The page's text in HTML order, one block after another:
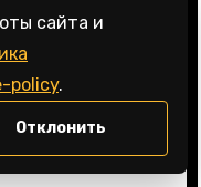
сайта и
policy.
Отклонить